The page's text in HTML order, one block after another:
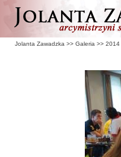
Jolanta Zawadzka >> Galeria >> 2014